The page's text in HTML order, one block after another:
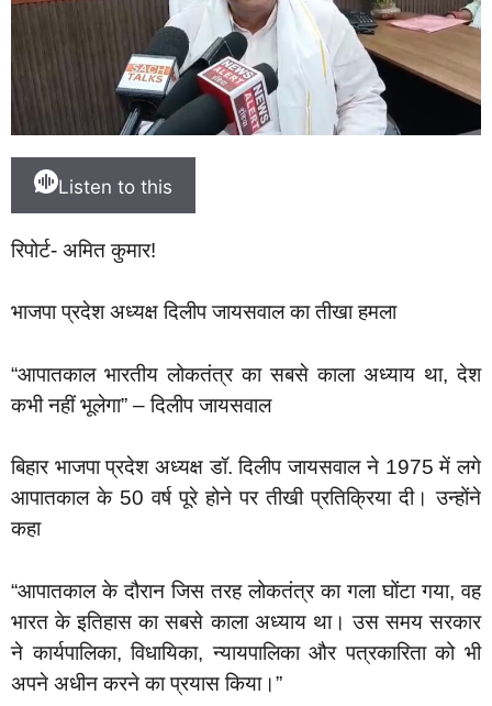
Listen to this
रिपोर्ट- अमित कुमार!
भाजपा प्रदेश अध्यक्ष दिलीप जायसवाल का तीखा हमला
“आपातकाल भारतीय लोकतंत्र का सबसे काला अध्याय था, देश
कभी नहीं भूलेगा” – दिलीप जायसवाल
बिहार भाजपा प्रदेश अध्यक्ष डॉ. दिलीप जायसवाल ने 1975 में लगे
आपातकाल के 50 वर्ष पूरे होने पर तीखी प्रतिक्रिया दी। उन्होंने
कहा
“आपातकाल के दौरान जिस तरह लोकतंत्र का गला घोंटा गया, वह
भारत के इतिहास का सबसे काला अध्याय था। उस समय सरकार
ने कार्यपालिका, विधायिका, न्यायपालिका और पत्रकारिता को भी
अपने अधीन करने का प्रयास किया।”